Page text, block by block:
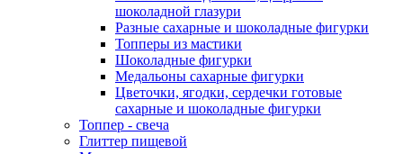
шоколадной глазури
Разные сахарные и шоколадные фигурки
Топперы из мастики
Шоколадные фигурки
Медальоны сахарные фигурки
Цветочки, ягодки, сердечки готовые
сахарные и шоколадные фигурки
Топпер - свеча
Глиттер пищевой